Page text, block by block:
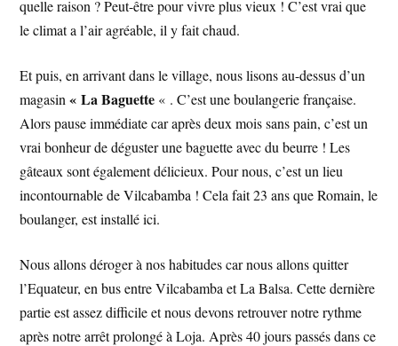
quelle raison ? Peut-être pour vivre plus vieux ! C’est vrai que
le climat a l’air agréable, il y fait chaud.
Et puis, en arrivant dans le village, nous lisons au-dessus d’un
magasin« La Baguette « . C’est une boulangerie française.
Alors pause immédiate car après deux mois sans pain, c’est un
vrai bonheur de déguster une baguette avec du beurre ! Les
gâteaux sont également délicieux. Pour nous, c’est un lieu
incontournable de Vilcabamba ! Cela fait 23 ans que Romain, le
boulanger, est installé ici.
Nous allons déroger à nos habitudes car nous allons quitter
l’Equateur, en bus entre Vilcabamba et La Balsa. Cette dernière
partie est assez difficile et nous devons retrouver notre rythme
après notre arrêt prolongé à Loja. Après 40 jours passés dans ce